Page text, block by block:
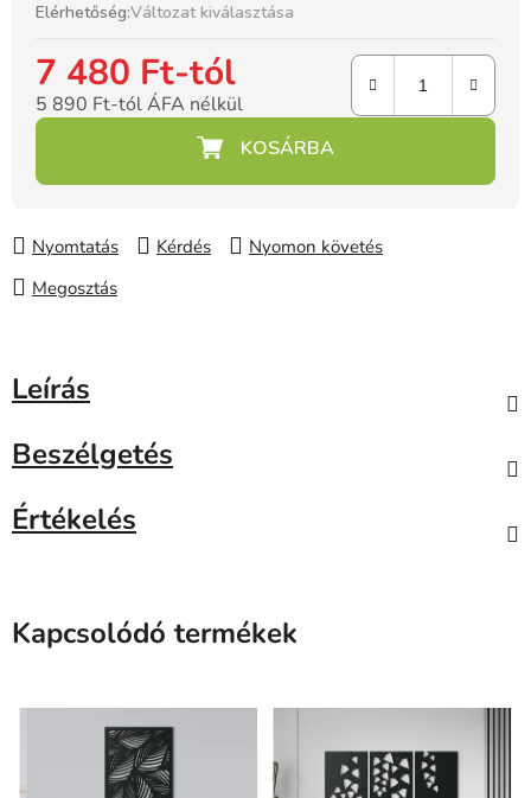
Elérhetőség:Változat kiválasztása
7 480 Ft-tól
5 890 Ft-tól ÁFA nélkül
Nyomtatás Kérdés
Nyomon követés
Megosztás
Leírás
Beszélgetés
Értékelés
Kapcsolódó termékek